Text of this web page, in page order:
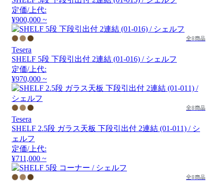
定価/上代:
¥900,000 ~
全8商品
Tesera
SHELF 5段 下段引出付 2連結 (01-016) / シェルフ
定価/上代:
¥970,000 ~
全8商品
Tesera
SHELF 2.5段 ガラス天板 下段引出付 2連結 (01-011) / シ
ェルフ
定価/上代:
¥711,000 ~
全8商品